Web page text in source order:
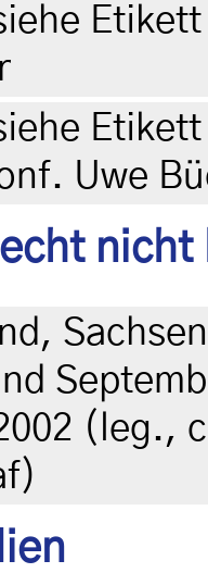
Uwe
nicht
(leg.,